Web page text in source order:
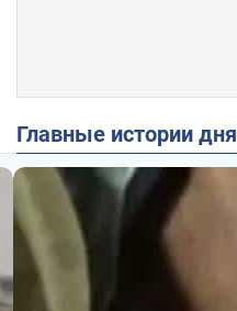
Главные истории дня